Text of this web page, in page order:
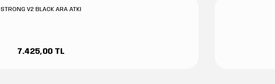
STRONG V2 BLACK ARA ATKI
7.425,00 TL